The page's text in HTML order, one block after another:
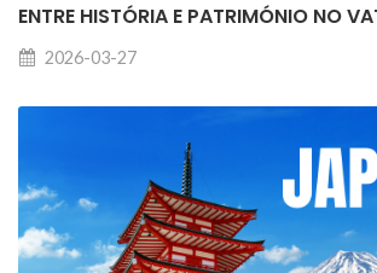
ENTRE HISTÓRIA E PATRIMÓNIO NO
2026-03-27